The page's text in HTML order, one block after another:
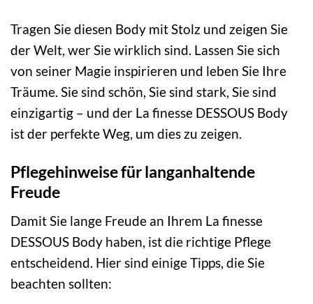
Tragen Sie diesen Body mit Stolz und zeigen Sie
der Welt, wer Sie wirklich sind. Lassen Sie sich
von seiner Magie inspirieren und leben Sie Ihre
Träume. Sie sind schön, Sie sind stark, Sie sind
einzigartig – und der La finesse DESSOUS Body
ist der perfekte Weg, um dies zu zeigen.
Pflegehinweise für langanhaltende
Freude
Damit Sie lange Freude an Ihrem La finesse
DESSOUS Body haben, ist die richtige Pflege
entscheidend. Hier sind einige Tipps, die Sie
beachten sollten: